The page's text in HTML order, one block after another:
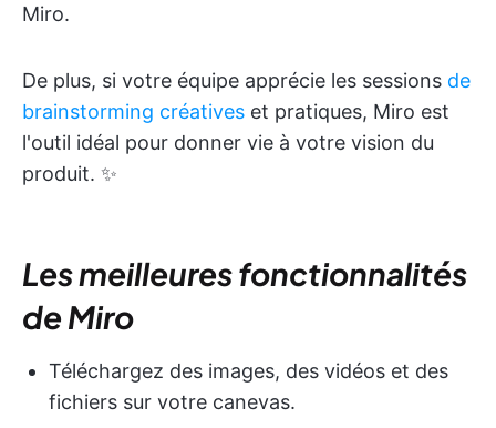
Miro.
De plus, si votre équipe apprécie les sessions de
brainstorming créatives et pratiques, Miro est
l'outil idéal pour donner vie à votre vision du
produit. ✨
Les meilleures fonctionnalités
de Miro
Téléchargez des images, des vidéos et des
fichiers sur votre canevas.